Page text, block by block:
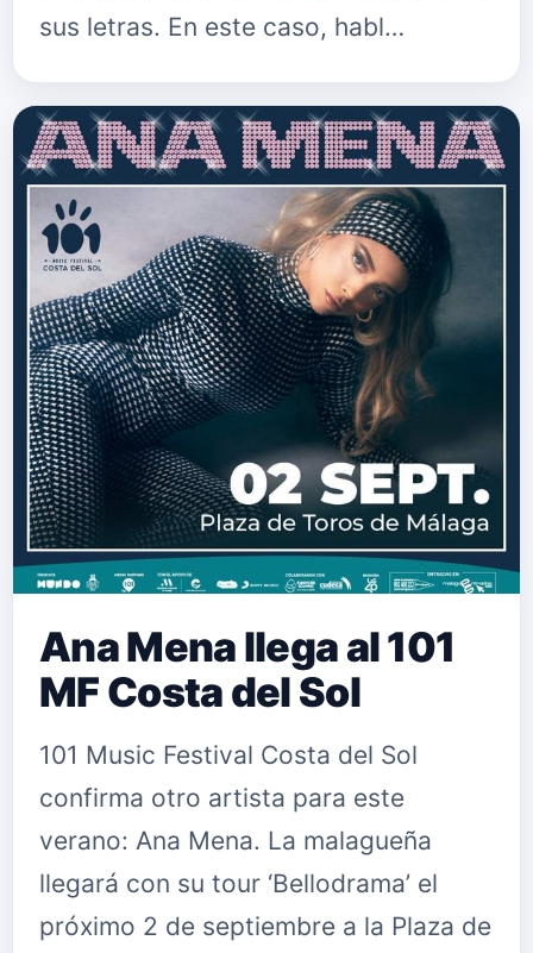
sus letras. En este caso, habl…
Ana Mena llega al 101
MF Costa del Sol
101 Music Festival Costa del Sol
confirma otro artista para este
verano: Ana Mena. La malagueña
llegará con su tour ‘Bellodrama’ el
próximo 2 de septiembre a la Plaza de